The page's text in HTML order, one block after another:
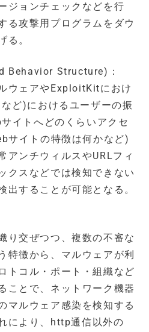
ジョンチェックなどを行
る攻撃用プログラムをダウ
る。
Behavior Structure)：
ウェアやExploitKitにおけ
ど)におけるユーザーの振
イトへどのくらいアクセ
サイトの特徴は何かなど)
アンチウィルスやURLフィ
クスなどでは検知できない
出することが可能となる。
り交ぜつつ、複数の不審な
特徴から、マルウェアが利
トコル・ポート・組織など
ことで、ネットワーク機器
マルウェア感染を検知する
により、http通信以外の